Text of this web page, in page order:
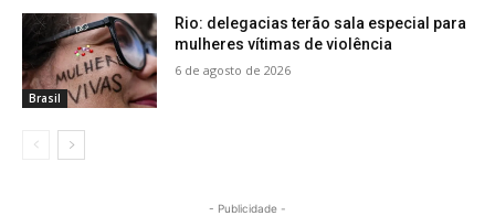
Brasil
Rio: delegacias terão sala especial para
mulheres vítimas de violência
6 de agosto de 2026
- Publicidade -